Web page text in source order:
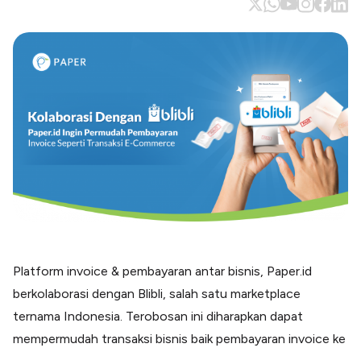
Satu kartu untuk bisnis & personal
Paper Horizon
Kartu korporat expense terlengkap
Food & Beverages
Kelola Pembayaran Termin Proyek
Health & Beauty
Platform invoice & pembayaran antar bisnis, Paper.id
berkolaborasi dengan Blibli, salah satu marketplace
ternama Indonesia. Terobosan ini diharapkan dapat
mempermudah transaksi bisnis baik pembayaran invoice ke